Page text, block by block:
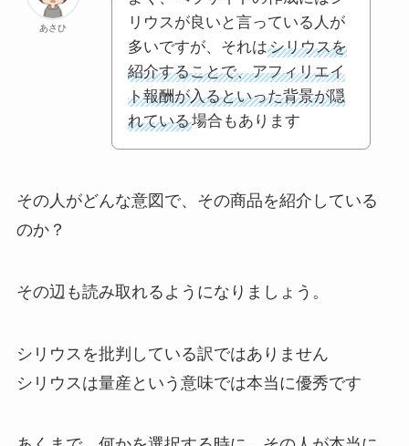
あさひ
リウスが良いと言っている人が
多いですが、それはシリウスを
紹介することで、アフィリエイ
ト報酬が入るといった背景が隠
れている場合もあります
その人がどんな意図で、その商品を紹介している
のか？
その辺も読み取れるようになりましょう。
シリウスを批判している訳ではありません
シリウスは量産という意味では本当に優秀です